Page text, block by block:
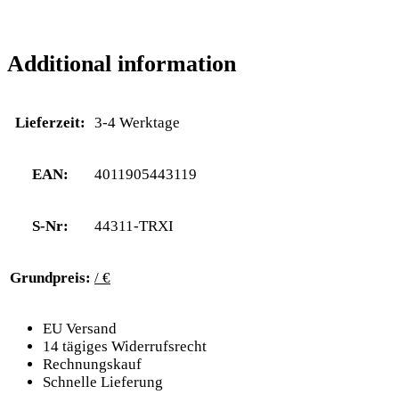
Additional information
Lieferzeit: 3-4 Werktage
EAN: 4011905443119
S-Nr: 44311-TRXI
Grundpreis: / €
EU Versand
14 tägiges Widerrufsrecht
Rechnungskauf
Schnelle Lieferung